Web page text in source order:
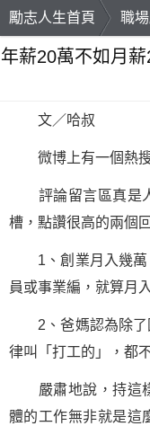
勵志人生首頁
職
年薪20萬不如月
文／哈叔
微博上有一個熱搜
評論留言區真是人
槽，點讚很高的兩個
1、創業月入幾
員或事業編，就算月
2、爸媽認為除了
律叫「打工的」，都
嚴肅地說，持這樣
體的工作無非就是這